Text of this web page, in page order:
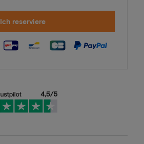
Ich reserviere